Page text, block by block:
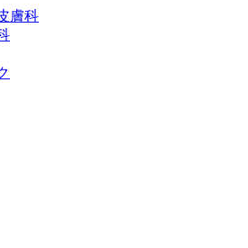
膚科